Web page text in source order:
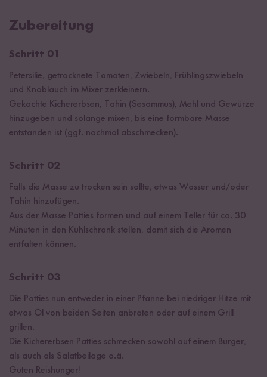
Zubereitung
Schritt 01
Petersilie, getrocknete Tomaten, Zwiebeln, Frühlingszwiebeln
und Knoblauch im Mixer zerkleinern.
Gekochte Kichererbsen, Tahin (Sesammus), Mehl und Gewürze
hinzugeben und solange mixen, bis eine formbare Masse
entstanden ist (ggf. nochmal abschmecken).
Schritt 02
Falls die Masse zu trocken sein sollte, etwas Wasser und/oder
Tahin hinzufügen.
Aus der Masse Patties formen und auf einem Teller für ca. 30
Minuten in den Kühlschrank stellen, damit sich die Aromen
entfalten können.
Schritt 03
Die Patties nun entweder in einer Pfanne bei niedriger Hitze mit
etwas Öl von beiden Seiten anbraten oder auf einem Grill
grillen.
Die Kichererbsen Patties schmecken sowohl auf einem Burger,
als auch als Salatbeilage o.ä.
Guten Reishunger!